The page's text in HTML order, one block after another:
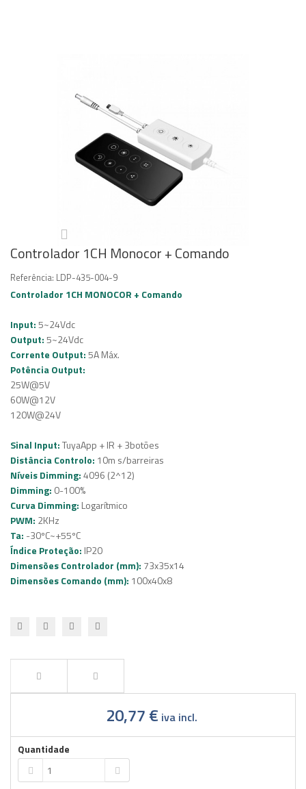
Controlador 1CH Monocor + Comando
Referência: LDP-435-004-9
Controlador 1CH MONOCOR + Comando
Input:5~24Vdc
Output:5~24Vdc
Corrente Output:5A Máx.
Potência Output:
25W@5V
60W@12V
120W@24V
Sinal Input:TuyaApp + IR + 3botões
Distância Controlo: 10m s/barreiras
Níveis Dimming:4096 (2^12)
Dimming: 0-100%
Curva Dimming: Logarítmico
PWM: 2KHz
Ta: -30ºC~+55ºC
Índice Proteção: IP20
Dimensões Controlador (mm): 73x35x14
Dimensões Comando (mm): 100x40x8
20,77 € iva incl.
Quantidade